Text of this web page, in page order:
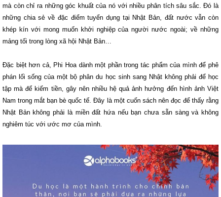
mà còn chỉ ra những góc khuất của nó với nhiều phân tích sâu sắc. Đó là
những chia sẻ về đặc điểm tuyển dụng tại Nhật Bản, đất nước vẫn còn
khép kín với mong muốn khởi nghiệp của người nước ngoài; về những
mảng tối trong lòng xã hội Nhật Bản…
Đặc biệt hơn cả, Phi Hoa dành một phần trong tác phẩm của mình để phê
phán lối sống của một bộ phân du học sinh sang Nhật không phải để học
tập mà để kiếm tiền, gây nên nhiều hệ quả ảnh hưởng đến hình ảnh Việt
Nam trong mắt bạn bè quốc tế. Đây là một cuốn sách nên đọc để thấy rằng
Nhật Bản không phải là miền đất hứa nếu bạn chưa sẵn sàng và không
nghiêm túc với ước mơ của mình.